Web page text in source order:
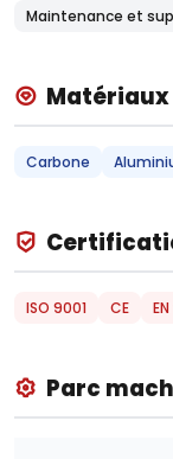
Maintenance et
Carbone
ISO 9001 CE
Parc